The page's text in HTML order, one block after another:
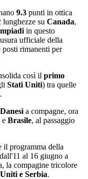
9.3 punti in ottica
su Canada,
in questo
ufficiale della
posti rimanenti per
così il primo
Stati Uniti) tra quelle
a compagne, ora
e Brasile, al passaggio
il programma della
al 16 giugno a
la compagine tricolore
e Serbia.